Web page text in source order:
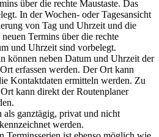
über die rechte Maustaste. Das
In der Wochen- oder Tagesansicht
von Tag und Uhrzeit und die
Termins über die rechte
und Uhrzeit sind vorbelegt.
können neben Datum und Uhrzeit der
erfassen werden. Der Ort kann
Kontaktdaten ermitteln werden. Zu
kann direkt der Routenplaner
als ganztägig, privat und nicht
werden.